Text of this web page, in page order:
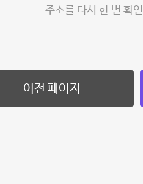
주소를 다시 한 번 확
이전 페이지